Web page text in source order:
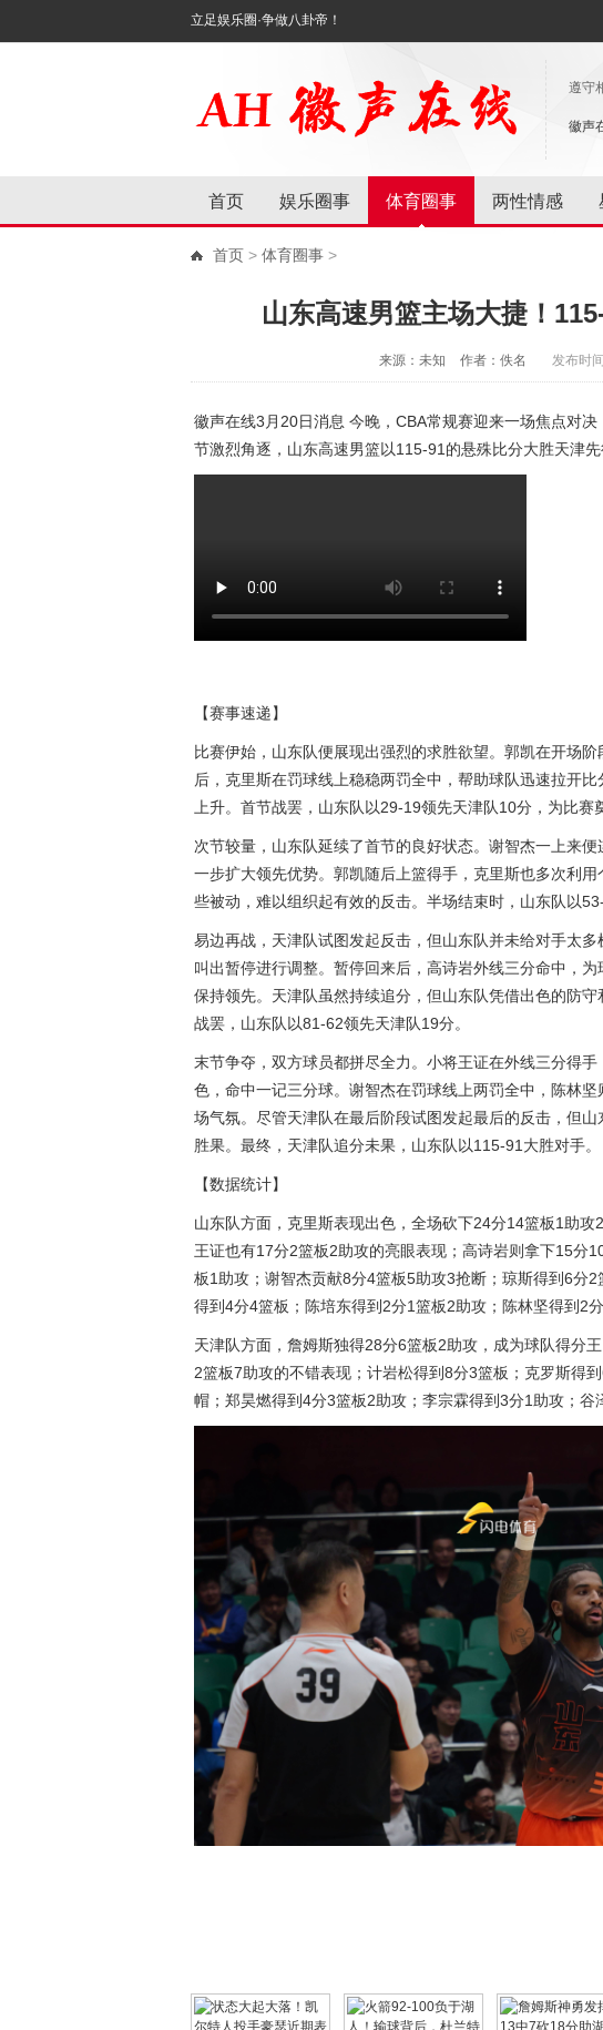
立足娱乐圈·争做八卦帝！
遵守
徽声
首页 娱乐圈事 体育圈事 两性情感
首页 > 体育圈事 >
山东高速男篮主场大捷！
来源：未知 作者：佚名 发布时
徽声在线3月20日消息 今晚，CBA常规赛迎来一场焦点对
节激烈角逐，山东高速男篮以115-91的悬殊比分大胜天津先
【赛事速递】
比赛伊始，山东队便展现出强烈的求胜欲望。郭凯在开场
后，克里斯在罚球线上稳稳两罚全中，帮助球队迅速拉开
上升。首节战罢，山东队以29-19领先天津队10分，为比赛
次节较量，山东队延续了首节的良好状态。谢智杰一上来
一步扩大领先优势。郭凯随后上篮得手，克里斯也多次利
些被动，难以组织起有效的反击。半场结束时，山东队以
易边再战，天津队试图发起反击，但山东队并未给对手太
叫出暂停进行调整。暂停回来后，高诗岩外线三分命中，
保持领先。天津队虽然持续追分，但山东队凭借出色的防
战罢，山东队以81-62领先天津队19分。
末节争夺，双方球员都拼尽全力。小将王证在外线三分得
色，命中一记三分球。谢智杰在罚球线上两罚全中，陈林
场气氛。尽管天津队在最后阶段试图发起最后的反击，但
胜果。最终，天津队追分未果，山东队以115-91大胜对手。
【数据统计】
山东队方面，克里斯表现出色，全场砍下24分14篮板1助
王证也有17分2篮板2助攻的亮眼表现；高诗岩则拿下15分
板1助攻；谢智杰贡献8分4篮板5助攻3抢断；琼斯得到6分
得到4分4篮板；陈培东得到2分1篮板2助攻；陈林坚得到2分
天津队方面，詹姆斯独得28分6篮板2助攻，成为球队得分
2篮板7助攻的不错表现；计岩松得到8分3篮板；克罗斯得
帽；郑昊燃得到4分3篮板2助攻；李宗霖得到3分1助攻；谷